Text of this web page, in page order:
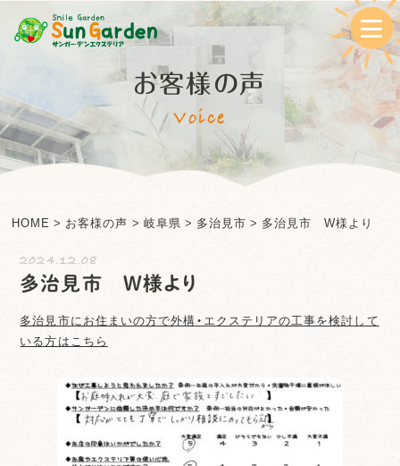
お客様の声
Voice
HOME > お客様の声 > 岐阜県 > 多治見市 > 多治見市 W様より
2024.12.08
多治見市 W様より
多治見市にお住まいの方で外構・エクステリアの工事を検討して
いる方はこちら